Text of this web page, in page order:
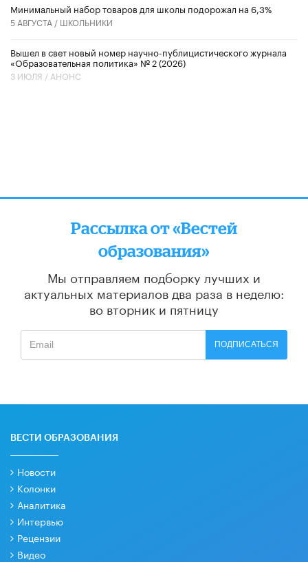
Минимальный набор товаров для школы подорожал на 6,3%
5 АВГУСТА / ШКОЛЬНИКИ
Вышел в свет новый номер научно-публицистического журнала
«Образовательная политика» № 2 (2026)
3 ИЮЛЯ / АНОНС
Рассылка от «Вестей
образования»
Мы отправляем подборку лучших и
актуальных материалов два раза в неделю:
во вторник и пятницу
ПОДПИСАТЬСЯ
ВЕСТИ ОБРАЗОВАНИЯ
Новости
Колонки
Аналитика
Интервью
Рецензии
Видео